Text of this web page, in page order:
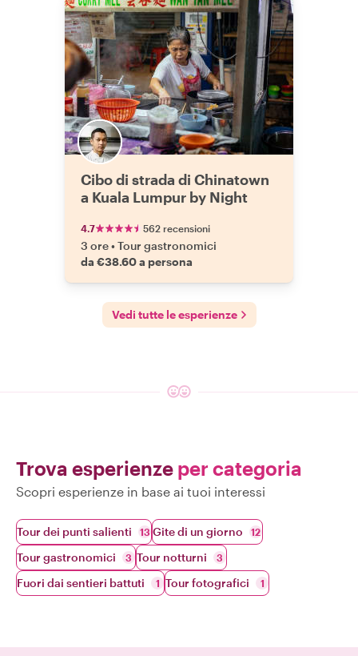
Cibo di strada di Chinatown
a Kuala Lumpur by Night
4.7 562 recensioni
3 ore•Tour gastronomici
da €38.60 a persona
Vedi tutte le esperienze
Trova esperienze per categoria
Scopri esperienze in base ai tuoi interessi
Tour dei punti salienti 13 Gite di un giorno 12
Tour gastronomici 3 Tour notturni 3
Fuori dai sentieri battuti 1 Tour fotografici 1